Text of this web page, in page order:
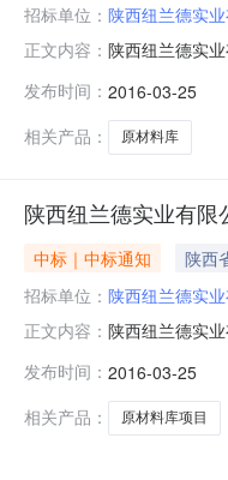
招标单位： 陕西纽兰德实
正文内容： 陕西纽兰德实
请于2016年3
司招标代理机构
发布时间： 2016-03-25
相关产品：
原材料库
陕西纽兰德实业有
中标｜中标通知 陕西
招标单位： 陕西纽兰德实
正文内容： 陕西纽兰德实
已经结束，现
名渭南隆盛建筑
发布时间： 2016-03-25
相关产品：
原材料库项目